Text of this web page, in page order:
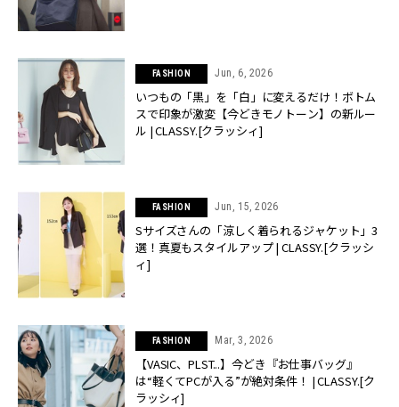
FASHION Jun, 6, 2026
いつもの「黒」を「白」に変えるだけ！ボトム
スで印象が激変【今どきモノトーン】の新ルー
ル | CLASSY.[クラッシィ]
FASHION Jun, 15, 2026
Sサイズさんの「涼しく着られるジャケット」3
選！真夏もスタイルアップ | CLASSY.[クラッシ
ィ]
FASHION Mar, 3, 2026
【VASIC、PLST...】今どき『お仕事バッグ』
は“軽くてPCが入る”が絶対条件！ | CLASSY.[ク
ラッシィ]